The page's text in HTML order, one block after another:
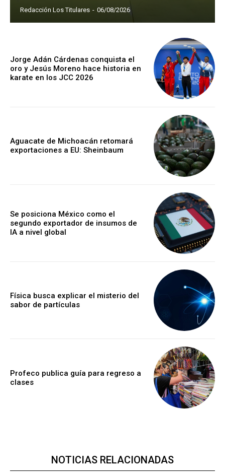
Redacción Los Titulares - 06/08/2026
Jorge Adán Cárdenas conquista el
oro y Jesús Moreno hace historia en
karate en los JCC 2026
Aguacate de Michoacán retomará
exportaciones a EU: Sheinbaum
Se posiciona México como el
segundo exportador de insumos de
IA a nivel global
Física busca explicar el misterio del
sabor de partículas
Profeco publica guía para regreso a
clases
NOTICIAS RELACIONADAS